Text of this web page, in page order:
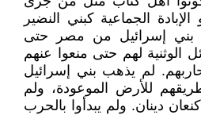
الجماعية كبني النضير
إسرائيل من مصر حتى
الوثنية لهم حتى منعوا عنهم
لم يذهب بني إسرائيل
للأرض الموعودة، ولم
دينان. ولم يبدأوا بالحرب